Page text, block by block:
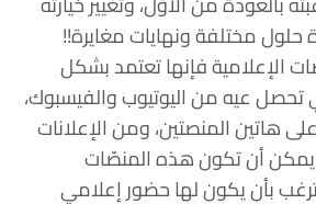
مختلفة ونهايات مغايرة!!
الإعلامية فإنها تعتمد بشكل
تحصل عيه من اليوتيوب والفيسبوك،
هاتين المنصتين، ومن الإعلانات
يمكن أن تكون هذه المنصّات
بأن يكون لها حضور إعلامي